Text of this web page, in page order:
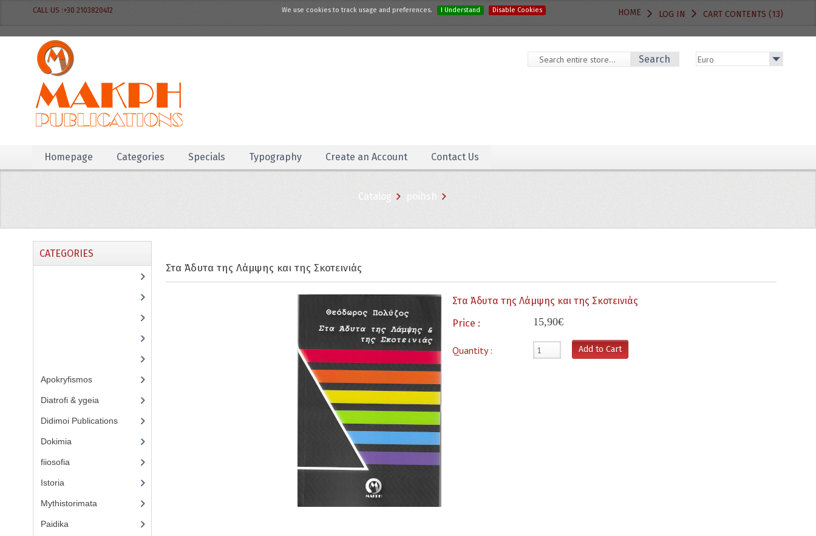
We use cookies to track usage and preferences. I Understand Disable Cookies
CALL US :+30 2103820412 HOME LOG IN CART CONTENTS (13)
Search
Homepage Categories Specials Typography Create an Account Contact Us
Catalog poihsh
Στα Άδυτα της Λάμψης και της Σκοτεινιάς
Στα Άδυτα της Λάμψης και της Σκοτεινιάς
Price :
15,90€
Quantity : Add to Cart
CATEGORIES
Apokryfismos(17)
Diatrofi & ygeia
Didimoi Publications(7)
Dokimia
fiiosofia
Istoria
Mythistorimata
Paidika